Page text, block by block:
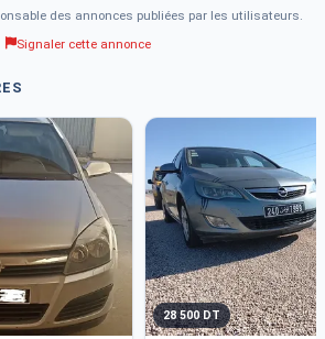
des annonces publiées par les utilisateurs.
Signaler cette annonce
28 500 DT